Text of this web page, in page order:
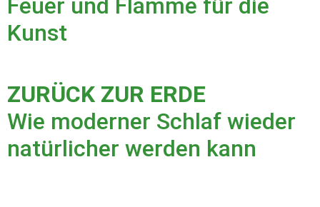
Feuer und Flamme für die
Kunst
ZURÜCK ZUR ERDE
Wie moderner Schlaf wieder
natürlicher werden kann